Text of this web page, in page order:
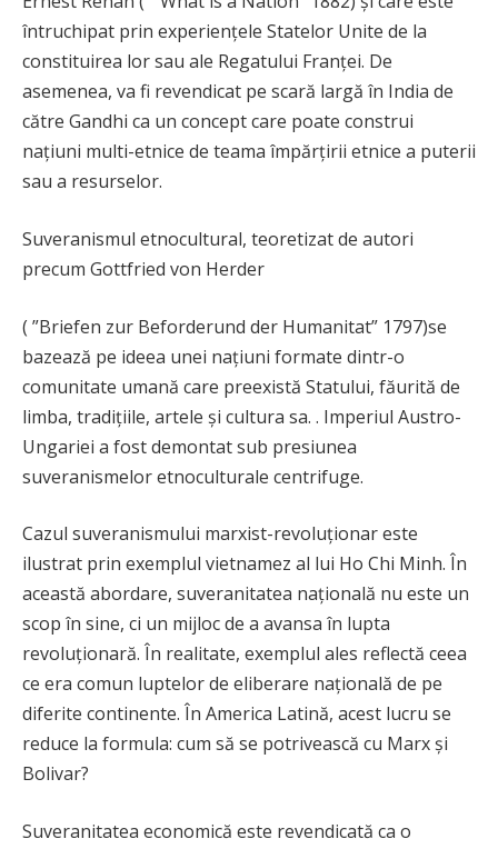
întruchipat prin experiențele Statelor Unite de la
constituirea lor sau ale Regatului Franței. De
asemenea, va fi revendicat pe scară largă în India de
către Gandhi ca un concept care poate construi
națiuni multi-etnice de teama împărțirii etnice a puterii
sau a resurselor.
Suveranismul etnocultural, teoretizat de autori
precum Gottfried von Herder
( ”Briefen zur Beforderund der Humanitat” 1797)se
bazează pe ideea unei națiuni formate dintr-o
comunitate umană care preexistă Statului, făurită de
limba, tradițiile, artele și cultura sa. . Imperiul Austro-
Ungariei a fost demontat sub presiunea
suveranismelor etnoculturale centrifuge.
Cazul suveranismului marxist-revoluționar este
ilustrat prin exemplul vietnamez al lui Ho Chi Minh. În
această abordare, suveranitatea națională nu este un
scop în sine, ci un mijloc de a avansa în lupta
revoluționară. În realitate, exemplul ales reflectă ceea
ce era comun luptelor de eliberare națională de pe
diferite continente. În America Latină, acest lucru se
reduce la formula: cum să se potrivească cu Marx și
Bolivar?
Suveranitatea economică este revendicată ca o